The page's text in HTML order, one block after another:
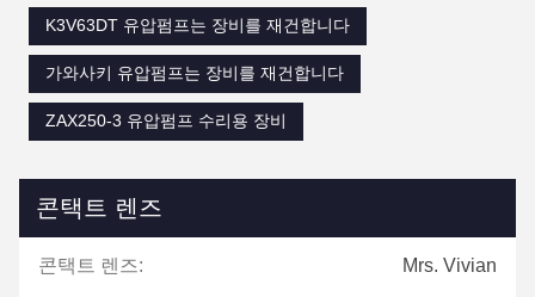
K3V63DT 유압펌프는 장비를 재건합니다
가와사키 유압펌프는 장비를 재건합니다
ZAX250-3 유압펌프 수리용 장비
콘택트 렌즈
콘택트 렌즈: Mrs. Vivian